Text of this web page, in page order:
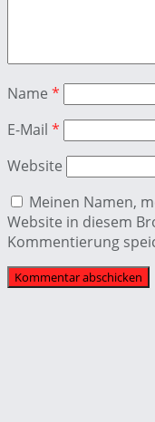
Name *
E-Mail *
Website
Meinen Namen,
Website in diesem
Kommentierung